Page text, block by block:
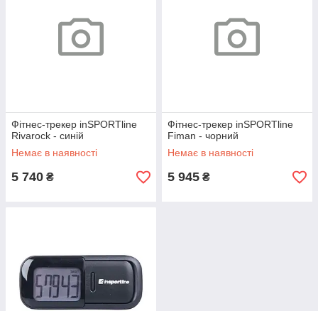
Фітнес-трекер inSPORTline
Rivarock - синій
Немає в наявності
5 740 ₴
Фітнес-трекер inSPORTline
Fiman - чорний
Немає в наявності
5 945 ₴